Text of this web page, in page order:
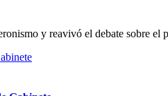
y reavivó el debate sobre el